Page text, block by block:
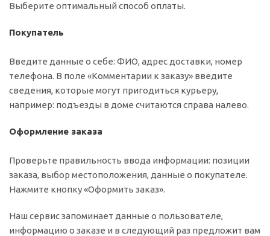
Выберите оптимальный способ оплаты.
Покупатель
Введите данные о себе: ФИО, адрес доставки, номер
телефона. В поле «Комментарии к заказу» введите
сведения, которые могут пригодиться курьеру,
например: подъезды в доме считаются справа налево.
Оформление заказа
Проверьте правильность ввода информации: позиции
заказа, выбор местоположения, данные о покупателе.
Нажмите кнопку «Оформить заказ».
Наш сервис запоминает данные о пользователе,
информацию о заказе и в следующий раз предложит вам